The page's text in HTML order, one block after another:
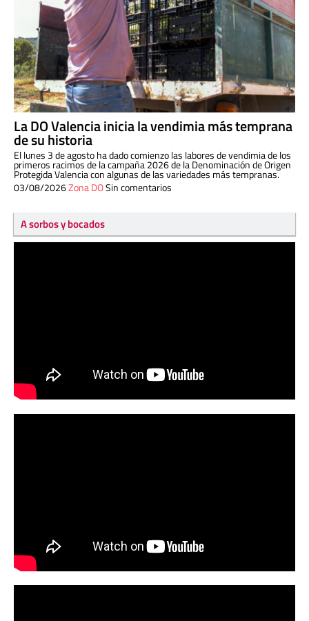
La DO Valencia inicia la vendimia más temprana
de su historia
El lunes 3 de agosto ha dado comienzo las labores de vendimia de los
primeros racimos de la campaña 2026 de la Denominación de Origen
Protegida Valencia con algunas de las variedades más tempranas.
03/08/2026Zona DOSin comentarios
A sorbos y bocados